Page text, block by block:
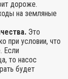
дороже.
на земляные
Это
при условии, что
Если
то насос
будет